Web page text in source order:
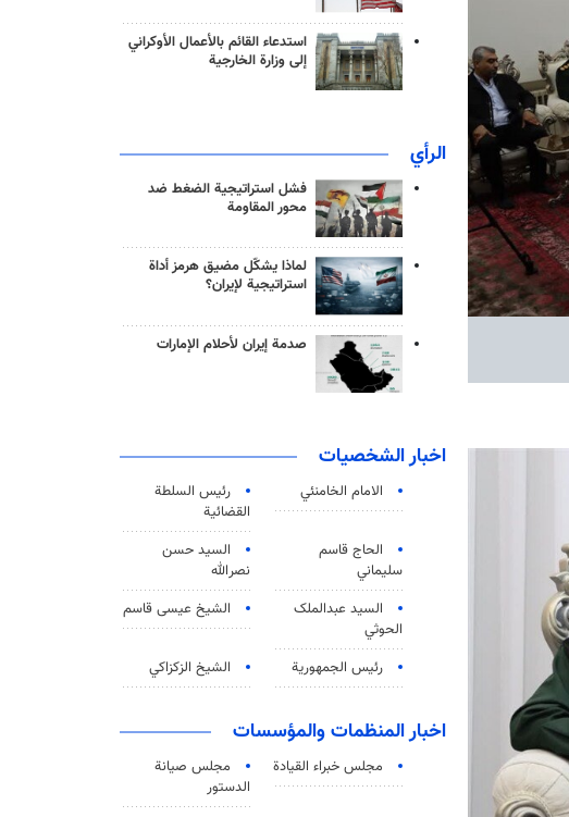
استدعاء القائم بالأعمال الأوكراني
إلى وزارة الخارجية
الرأي
فشل استراتيجية الضغط ضد
محور المقاومة
لماذا يشكّل مضيق هرمز أداة
استراتيجية لإيران؟
صدمة إيران لأحلام الإمارات
اخبار الشخصيات
الامام الخامنئي
رئیس السلطة
القضائیة
الحاج قاسم
سليماني
السيد حسن
نصرالله
السید عبدالملک
الحوثي
الشيخ عيسى قاسم
رئيس الجمهورية الشيخ الزكزاكي
اخبار المنظمات والمؤسسات
مجلس خبراء القيادة
مجلس صيانة
الدستور